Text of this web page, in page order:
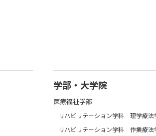
学部・大学院
医療福祉学部
リハビリテーション学科 理学療法
リハビリテーション学科 作業療法